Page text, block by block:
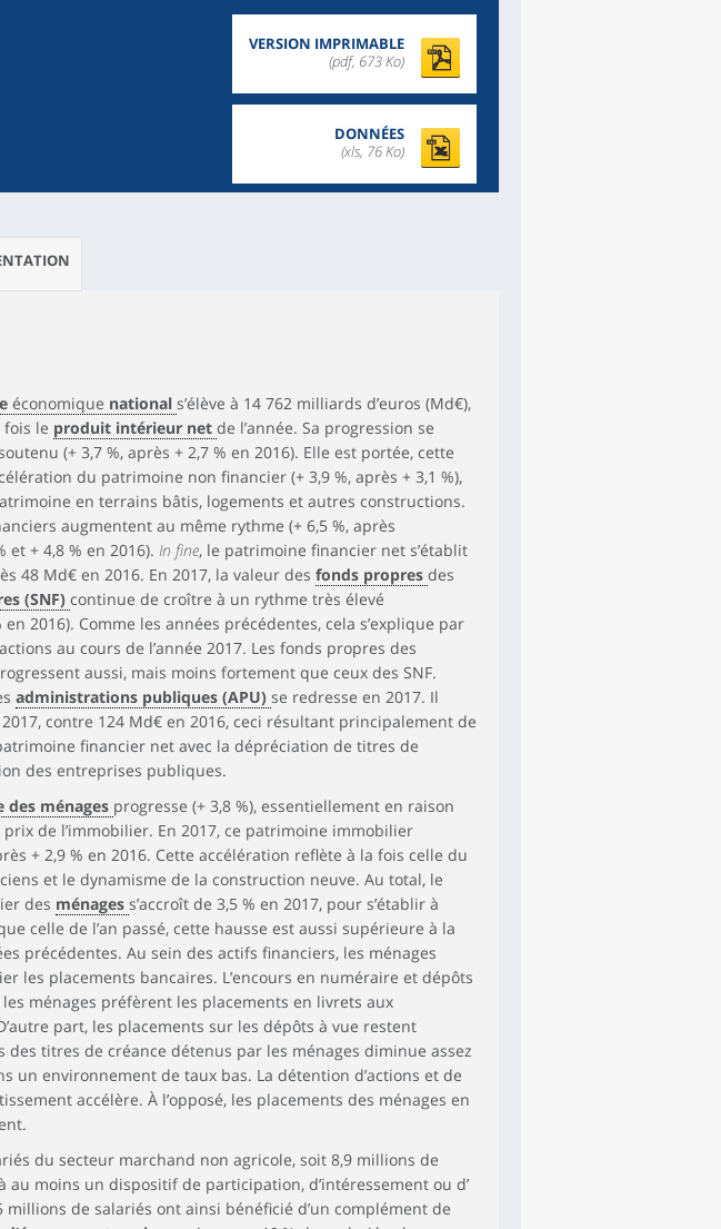
VERSION IMPRIMABLE
(pdf, 673 Ko)
DONNÉES
(xls, 76 Ko)
économique national s’élève à 14 762 milliards d’euros (Md€),
fois le produit intérieur net de l’année. Sa progression se
(+ 3,7 %, après + 2,7 % en 2016). Elle est portée, cette
du patrimoine non financier (+ 3,9 %, après + 3,1 %),
en terrains bâtis, logements et autres constructions.
augmentent au même rythme (+ 6,5 %, après
et + 4,8 % en 2016). In fine, le patrimoine financier net s’établit
48 Md€ en 2016. En 2017, la valeur des fonds propres des
(SNF) continue de croître à un rythme très élevé
en 2016). Comme les années précédentes, cela s’explique par
au cours de l’année 2017. Les fonds propres des
aussi, mais moins fortement que ceux des SNF.
administrations publiques (APU) se redresse en 2017. Il
contre 124 Md€ en 2016, ceci résultant principalement de
financier net avec la dépréciation de titres de
des entreprises publiques.
ménages progresse (+ 3,8 %), essentiellement en raison
prix de l’immobilier. En 2017, ce patrimoine immobilier
+ 2,9 % en 2016. Cette accélération reflète à la fois celle du
et le dynamisme de la construction neuve. Au total, le
des ménages s’accroît de 3,5 % en 2017, pour s’établir à
celle de l’an passé, cette hausse est aussi supérieure à la
précédentes. Au sein des actifs financiers, les ménages
les placements bancaires. L’encours en numéraire et dépôts
les ménages préfèrent les placements en livrets aux
part, les placements sur les dépôts à vue restent
des titres de créance détenus par les ménages diminue assez
un environnement de taux bas. La détention d’actions et de
accélère. À l’opposé, les placements des ménages en
du secteur marchand non agricole, soit 8,9 millions de
au moins un dispositif de participation, d’intéressement ou d’
millions de salariés ont ainsi bénéficié d’un complément de